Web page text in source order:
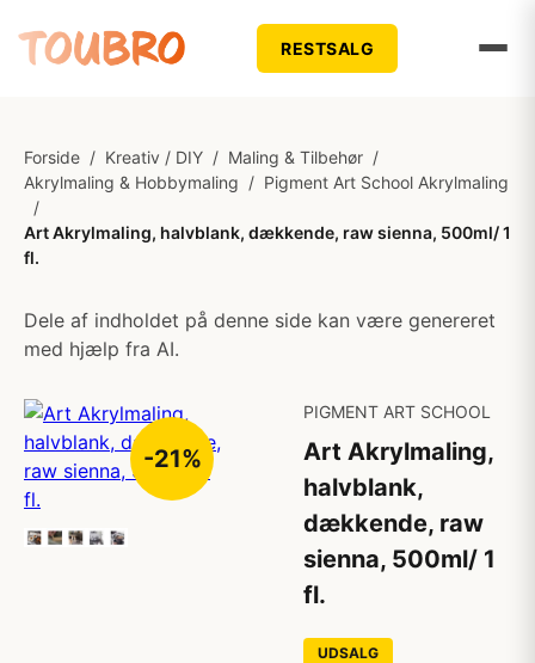
RESTSALG
Forside / Kreativ / DIY / Maling & Tilbehør /
Akrylmaling & Hobbymaling / Pigment Art School Akrylmaling
/
Art Akrylmaling, halvblank, dækkende, raw sienna, 500ml/ 1
fl.
Dele af indholdet på denne side kan være genereret
med hjælp fra AI.
-21%
PIGMENT ART SCHOOL
Art Akrylmaling,
halvblank,
dækkende, raw
sienna, 500ml/ 1
fl.
UDSALG